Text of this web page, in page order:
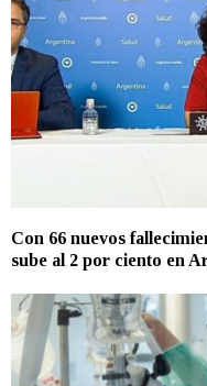
Con 66 nuevos
sube al 2 por ciento en